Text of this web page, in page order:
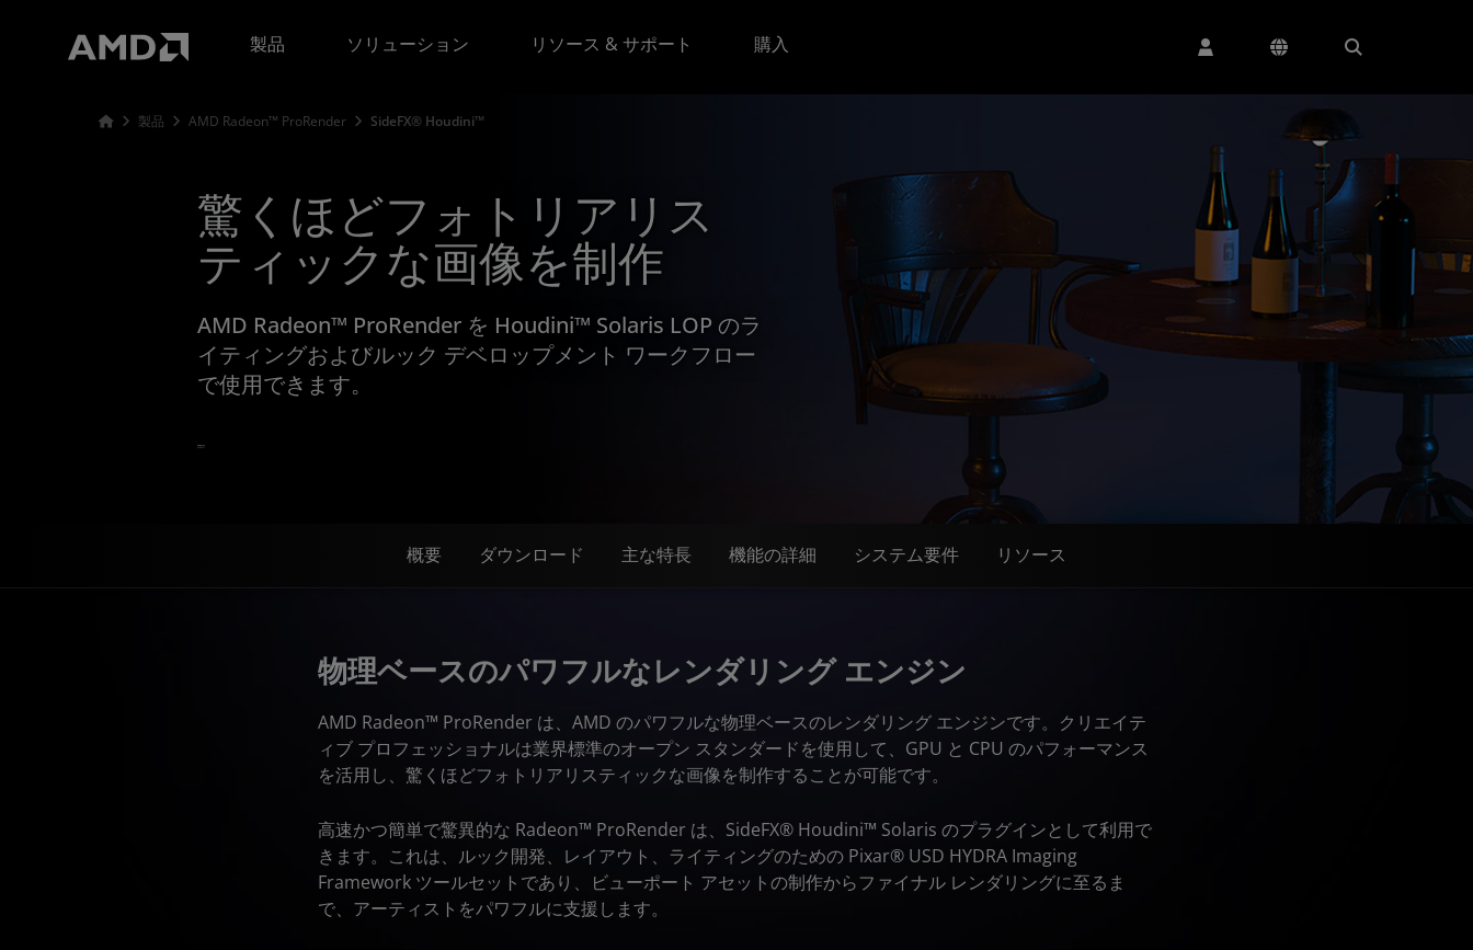
製品
ソリューション リソース & サポート 購入
製品 AMD Radeon™ ProRender SideFX® Houdini™
驚くほどフォトリアリス
ティックな画像を制作
AMD Radeon™ ProRender を Houdini™ Solaris LOP のラ
イティングおよびルック デベロップメント ワークフロー
で使用できます。
概要 ダウンロード 主な特長 機能の詳細 システム要件 リソース
物理ベースのパワフルなレンダリング エンジン
AMD Radeon™ ProRender は、AMD のパワフルな物理ベースのレンダリング エンジンです。クリエイテ
ィブ プロフェッショナルは業界標準のオープン スタンダードを使用して、GPU と CPU のパフォーマンス
を活用し、驚くほどフォトリアリスティックな画像を制作することが可能です。
高速かつ簡単で驚異的な Radeon™ ProRender は、SideFX® Houdini™ Solaris のプラグインとして利用で
きます。これは、ルック開発、レイアウト、ライティングのための Pixar® USD HYDRA Imaging
Framework ツールセットであり、ビューポート アセットの制作からファイナル レンダリングに至るま
で、アーティストをパワフルに支援します。